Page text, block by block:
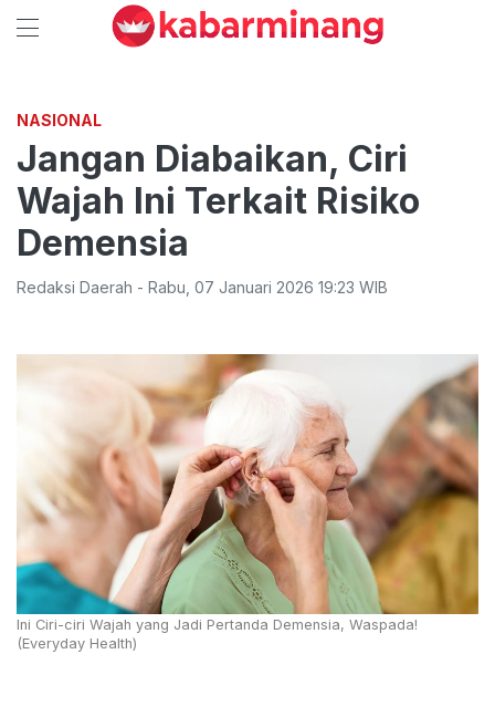
NASIONAL
Jangan Diabaikan, Ciri
Wajah Ini Terkait Risiko
Demensia
Redaksi Daerah - Rabu 07 Januari 2026 19:23 WIB
Ini Ciri-ciri Wajah yang Jadi Pertanda Demensia, Waspada!
(Everyday Health)